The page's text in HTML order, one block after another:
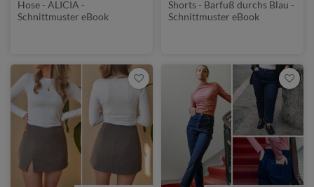
Hose - ALICIA -
Schnittmuster eBook
Shorts - Barfuß durchs Blau -
Schnittmuster eBook